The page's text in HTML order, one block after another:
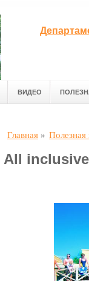
ВИДЕО
Главная »
All